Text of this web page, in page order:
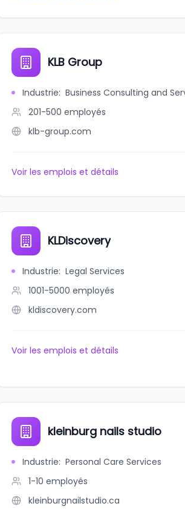
KLB Group
Industrie: Business Consulting and
201-500 employés
klb-group.com
Voir les emplois et détails
KLDiscovery
Industrie: Legal Services
1001-5000 employés
kldiscovery.com
Voir les emplois et détails
kleinburg nails studio
Industrie: Personal Care Services
1-10 employés
kleinburgnailstudio.ca